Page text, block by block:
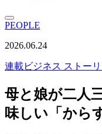
PEOPLE
2026.06.24
連載ビジネス ストー
母と娘が二人
味しい「から